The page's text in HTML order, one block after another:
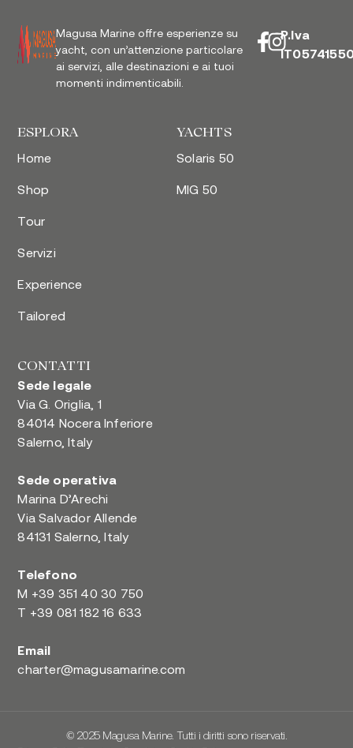
Magusa Marine offre esperienze su
yacht, con un’attenzione particolare
ai servizi, alle destinazioni e ai tuoi
momenti indimenticabili.
P.Iva
ESPLORA
Home
Shop
Tour
Servizi
Experience
Tailored
YACHTS
Solaris 50
MIG 50
CONTATTI
Sede legale
Via G. Origlia, 1
84014 Nocera Inferiore
Salerno, Italy
Sede operativa
Marina D’Arechi
Via Salvador Allende
84131 Salerno, Italy
Telefono
M +39 351 40 30 750
T +39 081 182 16 633
Email
charter@magusamarine.com
© 2025 Magusa Marine. Tutti i diritti sono riservati.